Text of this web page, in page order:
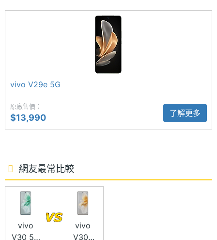
◎ Android 14 作業系統、Funtouch OS 14 操作介
◎ 6.78 吋 2,400 x 1,080pixels 解析度 AMOLED 觸
◎ Qualcomm Snapdragon 6 Gen 1 八核心處理器
◎ 8GB RAM / 256GB ROM
◎ Wi-Fi 5、藍牙 5.1、NFC、VoLTE、VoWiFi
◎ 隱形指紋辨識、臉部辨識
◎ 5,500mAh 電池
主螢幕
2400x1080 pixels
主螢幕
像素密
主螢幕
材質
AMOLED
主螢幕
觸控
主螢幕
120 Hz
vivo V29e 5G
原廠售價：
$13,990 了解更多
網友最常比較
vivo
V30 5G
vivo
V30e